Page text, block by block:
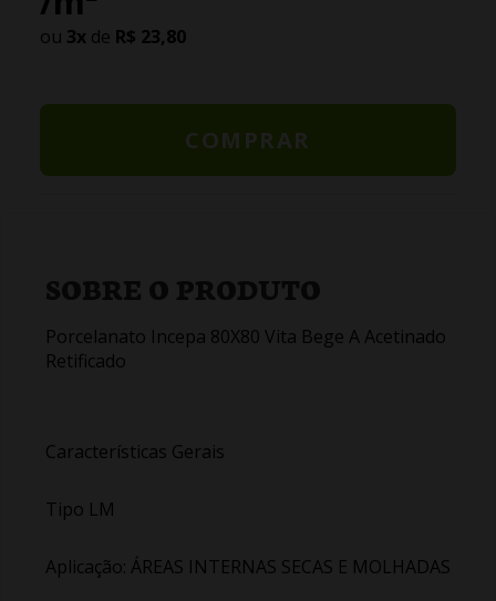
ou 3x de R$ 23,80
COMPRAR
SOBRE O PRODUTO
Porcelanato Incepa 80X80 Vita Bege A Acetinado
Retificado
Características Gerais
Tipo LM
Aplicação: ÁREAS INTERNAS SECAS E MOLHADAS